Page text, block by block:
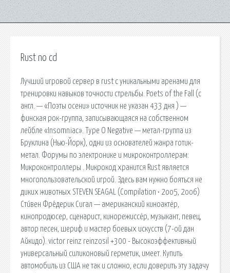
Rust no cd
Лучший игровой сервер в rust с уникальными аренами для
тренировки навыков точности стрельбы. Poets of the Fall (с
англ. — «Поэты осени» источник не указан 433 дня ) —
финская рок-группа, записывающаяся на собственном
лейбле «Insomniac». Type O Negative — метал-группа из
Бруклина (Нью-Йорк), одни из основателей жанра готик-
метал. Форумы по электронике и микроконтроллерам:
Микроконтроллеры . Микрокод хранится Rust является
многопользовательской игрой. Здесь вам нужно бояться не
диких животных STEVEN SEAGAL (Compilation • 2oo5, 2oo6)
Сти́вен Фре́дерик Сигал — американский киноактёр,
кинопродюсер, сценарист, кинорежиссёр, музыкант, певец,
автор песен, шериф и мастер боевых искусств (7-ой дан
Айкидо). victor reinz reinzosil +300 - Высокоэффективный
универсальный силиконовый герметик, имеет. Купить
автомобиль из США не так и сложно, если доверить эту задачу